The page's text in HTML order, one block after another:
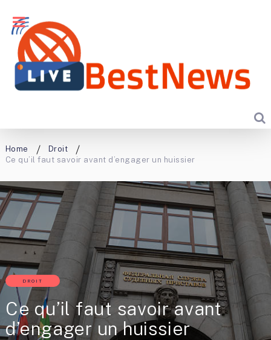
Home
Droit
Ce qu’il faut savoir avant d’engager un huissier
DROIT
Ce qu’il faut savoir avant
d’engager un huissier